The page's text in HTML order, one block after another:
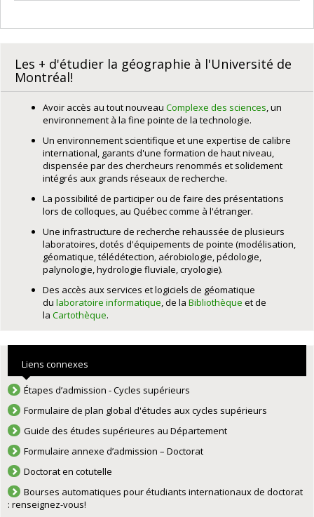
Les + d'étudier la géographie à l'Université de
Montréal!
Avoir accès au tout nouveau Complexe des sciences , un
environnement à la fine pointe de la technologie.
Un environnement scientifique et une expertise de calibre
international, garants d'une formation de haut niveau,
dispensée par des chercheurs renommés et solidement
intégrés aux grands réseaux de recherche.
La possibilité de participer ou de faire des présentations
lors de colloques, au Québec comme à l'étranger.
Une infrastructure de recherche rehaussée de plusieurs
laboratoires, dotés d'équipements de pointe (modélisation,
géomatique, télédétection, aérobiologie, pédologie,
palynologie, hydrologie fluviale, cryologie).
Des accès aux services et logiciels de géomatique
du laboratoire informatique , de la Bibliothèque et de
la Cartothèque.
Liens connexes
Étapes d’admission - Cycles supérieurs
Formulaire de plan global d'études aux cycles supérieurs
Guide des études supérieures au Département
Formulaire annexe d’admission – Doctorat
Doctorat en cotutelle
Bourses automatiques pour étudiants internationaux de doctorat
: renseignez-vous!